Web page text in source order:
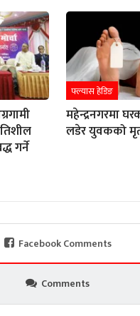
गर्ने
फ्ल्यास हेडिङ
महेन्द्रनगरमा
लडेर युवकको
Facebook Comments
Comments